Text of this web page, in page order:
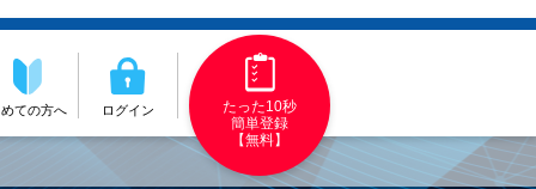
ての方へ ログイン
たった10秒
簡単登録
【無料】